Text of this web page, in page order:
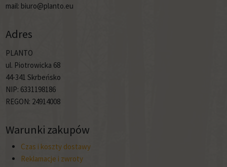
mail: biuro@planto.eu
Adres
PLANTO
ul. Piotrowicka 68
44-341 Skrbeńsko
NIP: 6331198186
REGON: 24914008
Warunki zakupów
Czas i koszty dostawy
Reklamacje i zwroty